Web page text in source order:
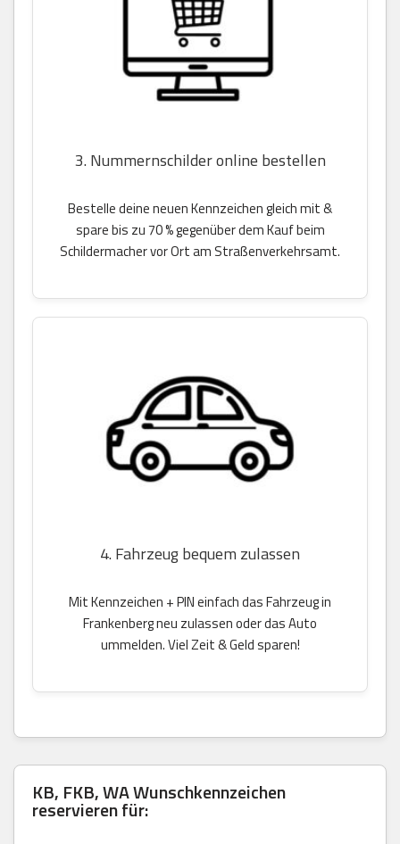
3. Nummernschilder online bestellen
Bestelle deine neuen Kennzeichen gleich mit &
spare bis zu 70 % gegenüber dem Kauf beim
Schildermacher vor Ort am Straßenverkehrsamt.
4. Fahrzeug bequem zulassen
Mit Kennzeichen + PIN einfach das Fahrzeug in
Frankenberg neu zulassen oder das Auto
ummelden. Viel Zeit & Geld sparen!
KB, FKB, WA Wunschkennzeichen
reservieren für: